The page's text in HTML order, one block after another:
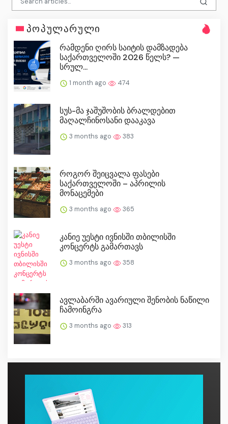
პოპულარული
რამდენი ღირს საიტის დამზადება
საქართველოში 2026 წელს? —
სრულ...
1 month ago 474
სუს-მა ჯაშუშობის ბრალდებით
მაღალჩინოსანი დააკავა
3 months ago 383
როგორ შეიცვალა ფასები
საქართველოში – აპრილის
მონაცემები
3 months ago 365
კანიე უესტი ივნისში თბილისში
კონცერტს გამართავს
3 months ago 358
ავლაბარში ავარიული შენობის ნაწილი
ჩამოინგრა
3 months ago 313